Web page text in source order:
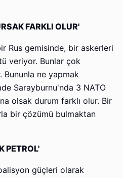
FARKLI OLUR'
Rus gemisinde, bir askerleri
veriyor. Bunlar çok
Bununla ne yapmak
Sarayburnu'nda 3 NATO
olsak durum farklı olur. Bir
bir çözümü bulmaktan
PETROL'
güçleri olarak